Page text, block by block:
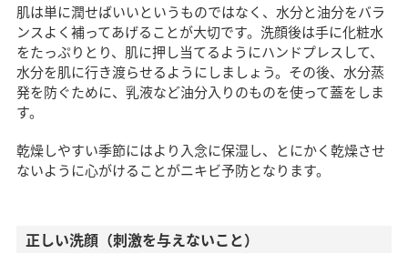
肌は単に潤せばいいというものではなく、水分と油分をバラ
ンスよく補ってあげることが大切です。洗顔後は手に化粧水
をたっぷりとり、肌に押し当てるようにハンドプレスして、
水分を肌に行き渡らせるようにしましょう。その後、水分蒸
発を防ぐために、乳液など油分入りのものを使って蓋をしま
す。
乾燥しやすい季節にはより入念に保湿し、とにかく乾燥させ
ないように心がけることがニキビ予防となります。
正しい洗顔（刺激を与えないこと）